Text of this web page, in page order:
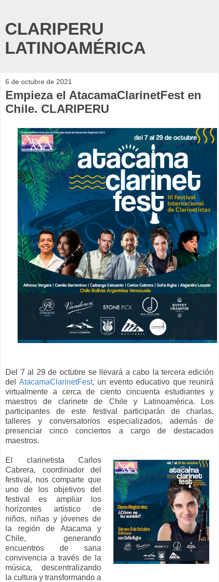
CLARIPERU
LATINOAMÉRICA
6 de octubre de 2021
Empieza el AtacamaClarinetFest en
Chile. CLARIPERU
Del 7 al 29 de octubre se llevará a cabo la tercera edición
del AtacamaClarinetFest, un evento educativo que reunirá
virtualmente a cerca de ciento cincuenta estudiantes y
maestros de clarinete de Chile y Latinoamérica. Los
participantes de este festival participarán de charlas,
talleres y conversatorios especializados, además de
presenciar cinco conciertos a cargo de destacados
maestros.
El clarinetista Carlos
Cabrera, coordinador del
festival, nos comparte que
uno de los objetivos del
festival es ampliar los
horizontes artístico de
niños, niñas y jóvenes de
la región de Atacama y
Chile, generando
encuentros de sana
convivencia a través de la
música, descentralizando
la cultura y transformando a